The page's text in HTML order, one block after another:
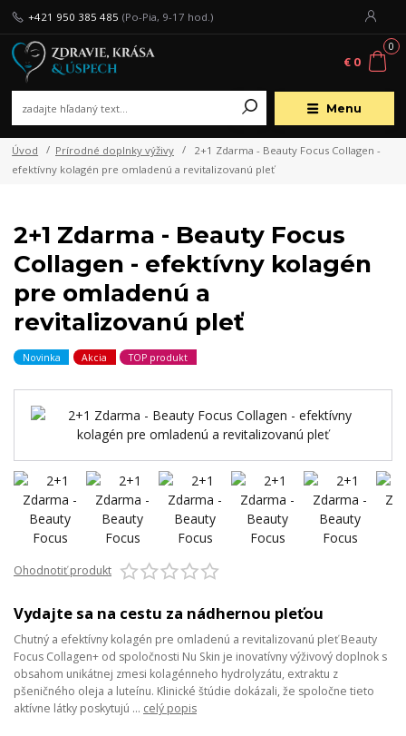
Menu
+421 950 385 485 (Po-Pia, 9-17 hod.)
0
€ 0
Úvod Prírodné doplnky výživy
2+1 Zdarma - Beauty Focus Collagen -
efektívny kolagén pre omladenú a revitalizovanú pleť
2+1 Zdarma - Beauty Focus
Collagen - efektívny kolagén
pre omladenú a
revitalizovanú pleť
Novinka Akcia TOP produkt
Ohodnotiť produkt
Vydajte sa na cestu za nádhernou pleťou
Chutný a efektívny kolagén pre omladenú a revitalizovanú pleť Beauty
Focus Collagen+ od spoločnosti Nu Skin je inovatívny výživový doplnok s
obsahom unikátnej zmesi kolagénneho hydrolyzátu, extraktu z
pšeničného oleja a luteínu. Klinické štúdie dokázali, že spoločne tieto
aktívne látky poskytujú ... celý popis